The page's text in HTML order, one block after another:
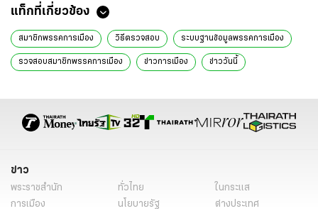
แท็กที่เกี่ยวข้อง
สมาชิกพรรคการเมือง วิธีตรวจสอบ ระบบฐานข้อมูลพรรคการเมือง
รวจสอบสมาชิกพรรคการเมือง ข่าวการเมือง ข่าววันนี้
ข่าว
พระราชสำนัก ทั่วไทย
ในกระแส
การเมือง
นโยบายรัฐ
ต่างประเทศ